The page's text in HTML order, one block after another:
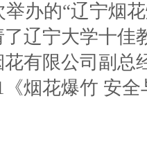
办的“辽宁烟
辽宁大学十佳
有限公司副总
《烟花爆竹 安